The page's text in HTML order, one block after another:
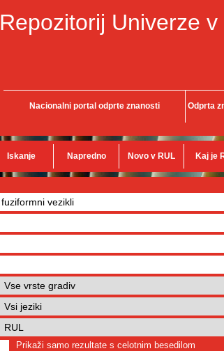
Repozitorij Univerze v
Nacionalni portal odprte znanosti Odprta
Iskanje Napredno Novo v RUL Kaj je
Prikaži samo rezultate s celotnim besedilom